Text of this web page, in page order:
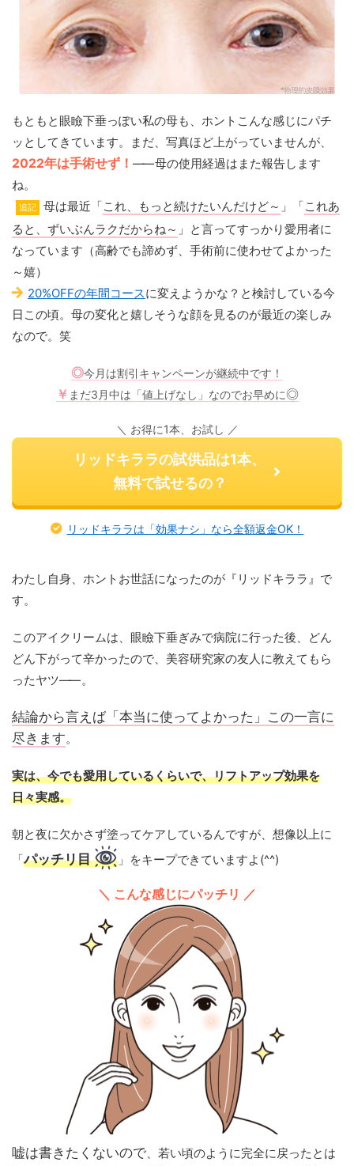
もともと眼瞼下垂っぽい私の母も、ホントこんな感じにパチ
ッとしてきています。まだ、写真ほど上がっていませんが、
2022年は手術せず！ ——母の使用経過はまた報告します
ね。
追記 母は最近「これ、もっと続けたいんだけど～ 」「これあ
ると、ずいぶんラクだからね～ 」と言ってすっかり愛用者に
なっています（高齢でも諦めず、手術前に使わせてよかった
～嬉）
20%OFFの年間コースに変えようかな？と検討している今
日この頃。母の変化と嬉しそうな顔を見るのが最近の楽しみ
なので。笑
◎今月は割引キャンペーンが継続中です！
￥ まだ3月中は「値上げなし」なのでお早めに◎
＼ お得に1本、お試し ／
リッドキララの試供品は1本、
無料で試せるの？
リッドキララは「効果ナシ」なら全額返金OK！
わたし自身、ホントお世話になったのが『リッドキララ』で
す。
このアイクリームは、眼瞼下垂ぎみで病院に行った後、どん
どん下がって辛かったので、美容研究家の友人に教えてもら
ったヤツ——。
結論から言えば「本当に使ってよかった」この一言に
尽きます。
実は、今でも愛用しているくらいで、リフトアップ効果を
日々実感。
朝と夜に欠かさず塗ってケアしているんですが、想像以上に
「パッチリ目 」をキープできていますよ(^^)
＼ こんな感じにパッチリ ／
嘘は書きたくないので、若い頃のように完全に戻ったとは